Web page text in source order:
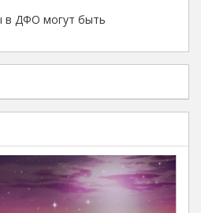
в ДФО могут быть